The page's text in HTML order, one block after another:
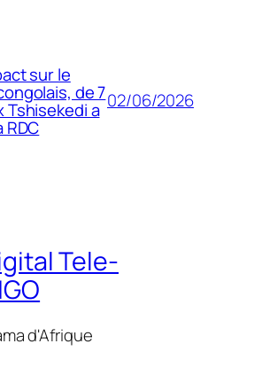
sur le
de 7
Tshisekedi a
RDC
02/06/2026
Tele-
d'Afrique